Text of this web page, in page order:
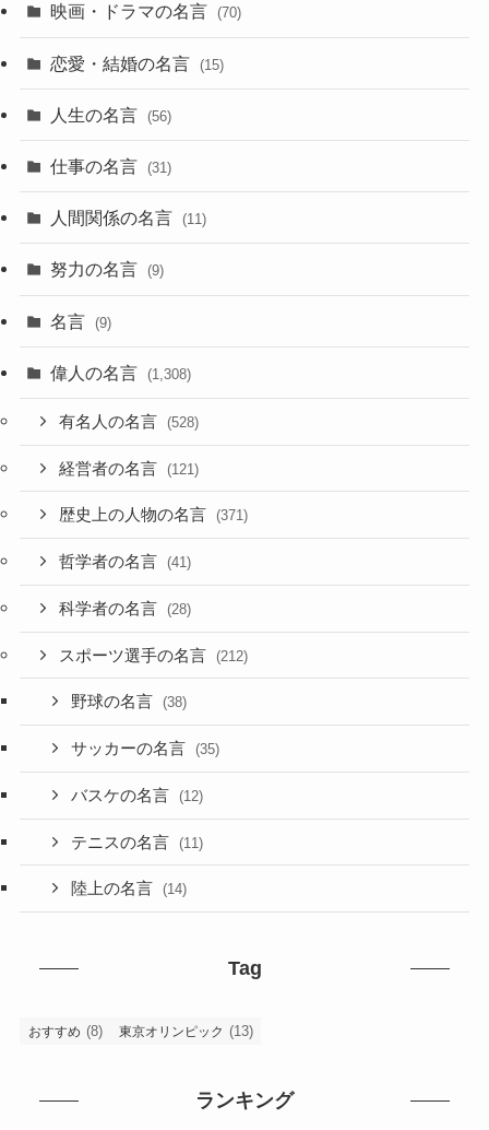
映画・ドラマの名言 (70)
恋愛・結婚の名言 (15)
人生の名言 (56)
仕事の名言 (31)
人間関係の名言 (11)
努力の名言 (9)
名言 (9)
偉人の名言 (1,308)
有名人の名言 (528)
経営者の名言 (121)
歴史上の人物の名言 (371)
哲学者の名言 (41)
科学者の名言 (28)
スポーツ選手の名言 (212)
野球の名言 (38)
サッカーの名言 (35)
バスケの名言 (12)
テニスの名言 (11)
陸上の名言 (14)
Tag
おすすめ (8) 東京オリンピック (13)
ランキング